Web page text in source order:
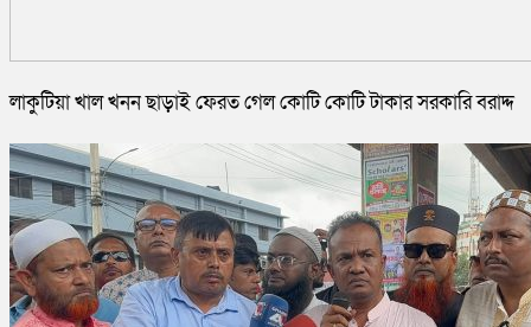
লাকুটিয়া খাল খনন ছাড়াই ফেরত গেল কোটি কোটি টাকার সরকারি বরাদ্দ